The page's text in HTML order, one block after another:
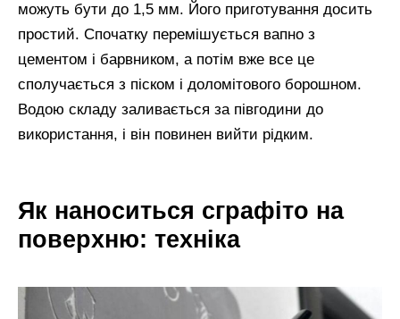
можуть бути до 1,5 мм. Його приготування досить
простий. Спочатку перемішується вапно з
цементом і барвником, а потім вже все це
сполучається з піском і доломітового борошном.
Водою складу заливається за півгодини до
використання, і він повинен вийти рідким.
Як наноситься сграфіто на
поверхню: техніка